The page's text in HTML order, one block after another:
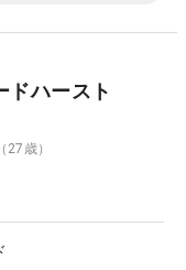
ドハースト
（27歳）